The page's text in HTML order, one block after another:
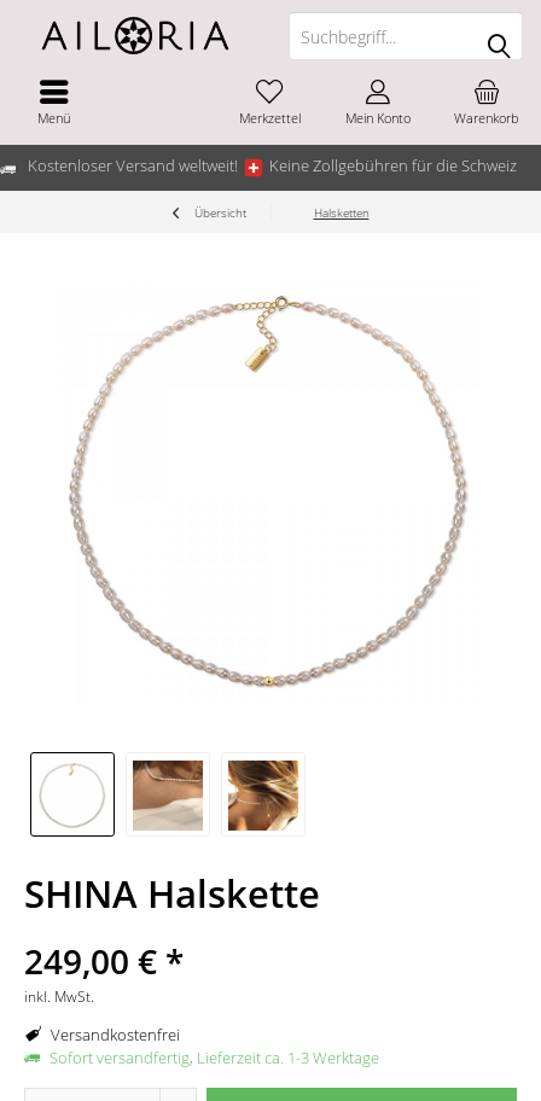
Kostenloser Versand weltweit! Keine Zollgebühren für die Schweiz
Menü Warenkorb
Merkzettel Mein Konto
Übersicht Halsketten
SHINA Halskette
249,00 € *
inkl. MwSt.
Versandkostenfrei
Sofort versandfertig, Lieferzeit ca. 1-3 Werktage